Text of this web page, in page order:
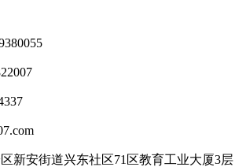
新安街道兴东社区71区教育工业大厦3层